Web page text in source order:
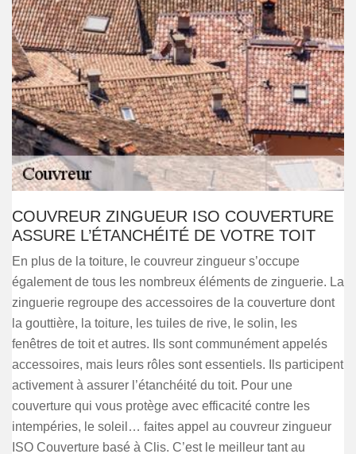
COUVREUR ZINGUEUR ISO COUVERTURE
ASSURE L’ÉTANCHÉITÉ DE VOTRE TOIT
En plus de la toiture, le couvreur zingueur s’occupe
également de tous les nombreux éléments de zinguerie. La
zinguerie regroupe des accessoires de la couverture dont
la gouttière, la toiture, les tuiles de rive, le solin, les
fenêtres de toit et autres. Ils sont communément appelés
accessoires, mais leurs rôles sont essentiels. Ils participent
activement à assurer l’étanchéité du toit. Pour une
couverture qui vous protège avec efficacité contre les
intempéries, le soleil… faites appel au couvreur zingueur
ISO Couverture basé à Clis. C’est le meilleur tant au